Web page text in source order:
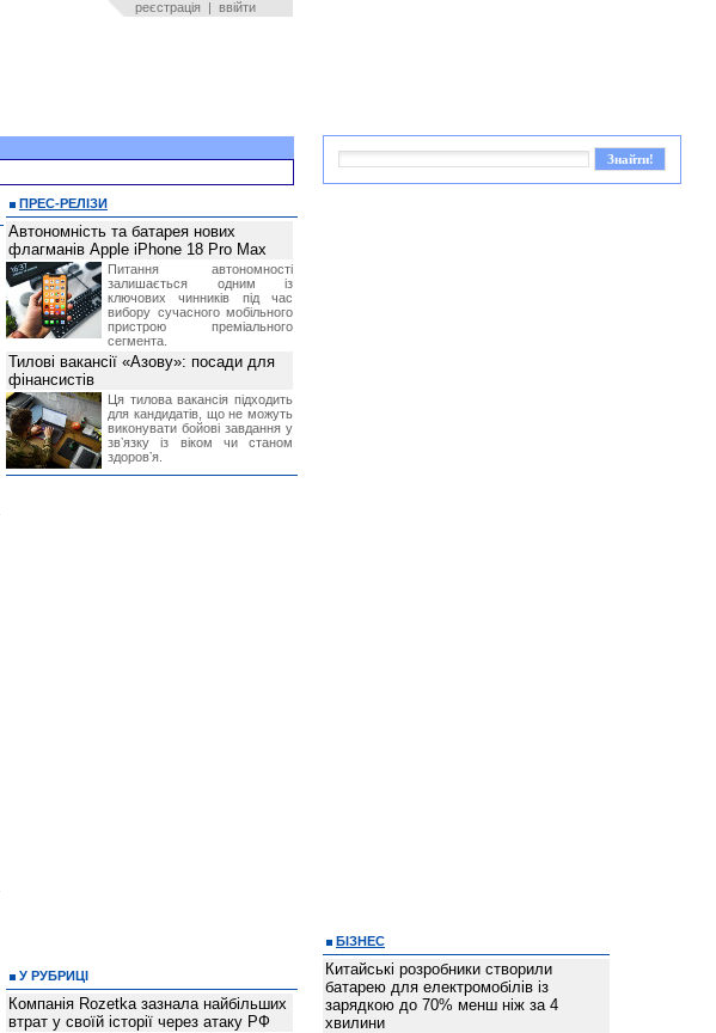
реєстрація | ввійти
ПРЕС-РЕЛІЗИ
Автономність та батарея нових
флагманів Apple iPhone 18 Pro Max
Питання автономності
залишається одним із
ключових чинників під час
вибору сучасного мобільного
пристрою преміального
сегмента.
Тилові вакансії «Азову»: посади для
фінансистів
Ця тилова вакансія підходить
для кандидатів, що не можуть
виконувати бойові завдання у
звʼязку із віком чи станом
здоровʼя.
У РУБРИЦІ
Компанія Rozetka зазнала найбільших
втрат у своїй історії через атаку РФ
БІЗНЕС
Китайські розробники створили
батарею для електромобілів із
зарядкою до 70% менш ніж за 4
хвилини